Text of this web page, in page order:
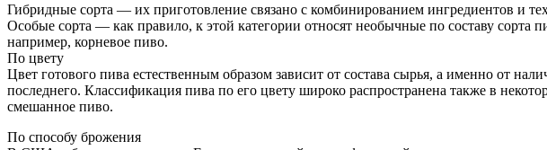
Гибридные сорта — их приготовление связано с комбинированием ингредиентов и
Особые сорта — как правило, к этой категории относят необычные по составу
например, корневое пиво.
По цвету
Цвет готового пива естественным образом зависит от состава сырья, а именно от
последнего. Классификация пива по его цвету широко распространена также в
смешанное пиво.
По способу брожения